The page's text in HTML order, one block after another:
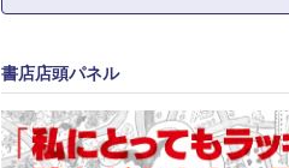
書店店頭パネル